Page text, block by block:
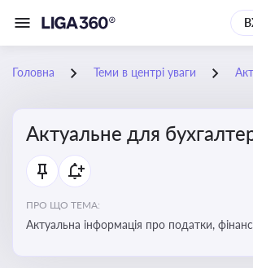
Головна Теми в центрі уваги
Актуальне для
ПРО ЩО ТЕМА:
Актуальна інформація про податки,